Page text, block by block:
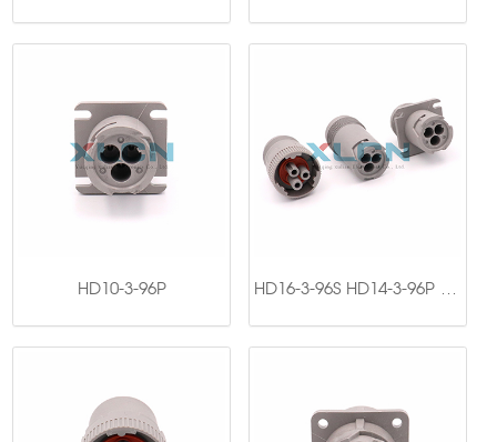
HD10-3-96P